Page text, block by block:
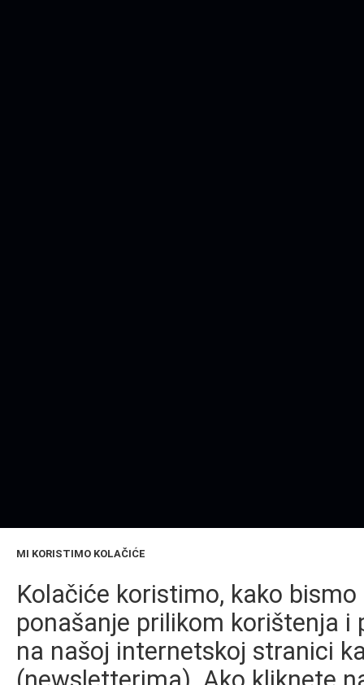
MI KORISTIMO KOLAČIĆE
Kolačiće koristimo, kako
ponašanje prilikom korištenja
na našoj internetskoj stranici